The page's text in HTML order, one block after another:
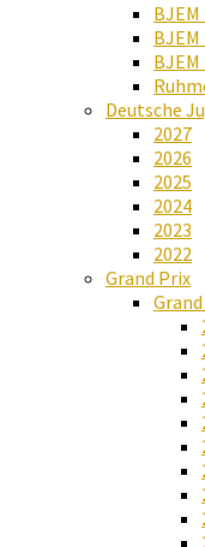
BJEM
BJEM
BJEM
Deutsche
2027
2026
2025
2024
2023
2022
Grand Prix